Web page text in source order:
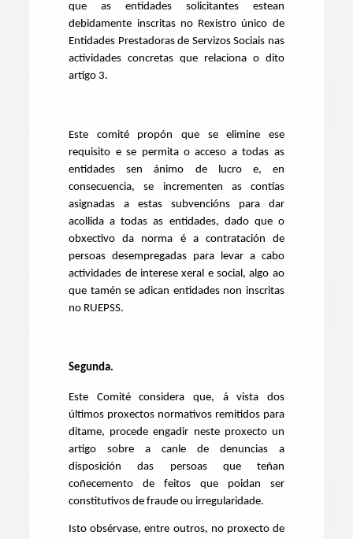
que as entidades solicitantes estean
debidamente inscritas no Rexistro único de
Entidades Prestadoras de Servizos Sociais nas
actividades concretas que relaciona o dito
artigo 3.
Este comité propón que se elimine ese
requisito e se permita o acceso a todas as
entidades sen ánimo de lucro e, en
consecuencia, se incrementen as contías
asignadas a estas subvencións para dar
acollida a todas as entidades, dado que o
obxectivo da norma é a contratación de
persoas desempregadas para levar a cabo
actividades de interese xeral e social, algo ao
que tamén se adican entidades non inscritas
no RUEPSS.
Segunda.
Este Comité considera que, á vista dos
últimos proxectos normativos remitidos para
ditame, procede engadir neste proxecto un
artigo sobre a canle de denuncias a
disposición das persoas que teñan
coñecemento de feitos que poidan ser
constitutivos de fraude ou irregularidade.
Isto obsérvase, entre outros, no proxecto de